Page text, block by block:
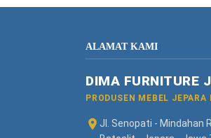
ALAMAT KAMI
DIMA FURNITURE
PRODUSEN MEBEL
Jl. Senopati - Mindahan